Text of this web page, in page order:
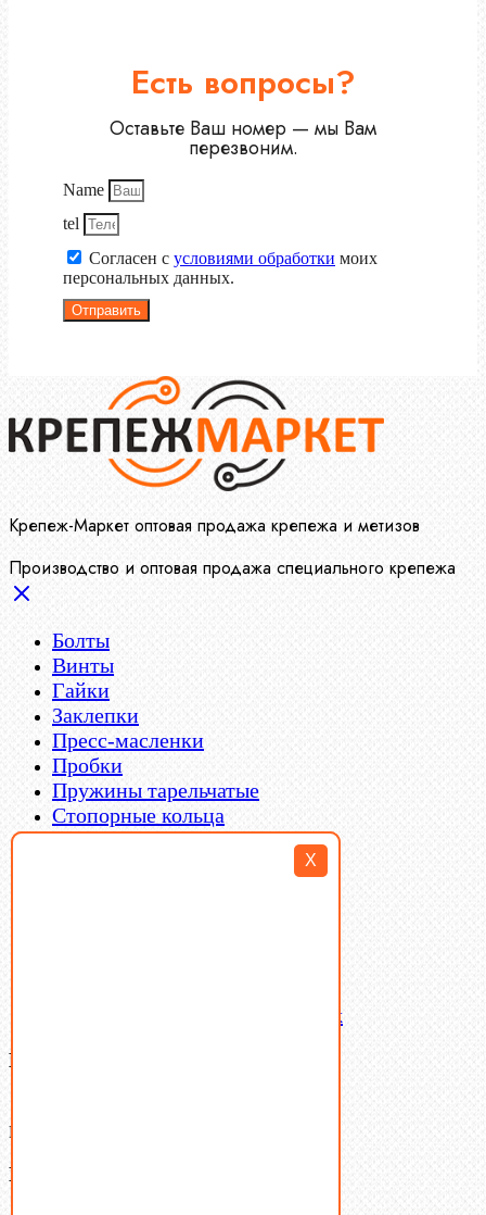
X
Есть вопросы?
Оставьте Ваш номер — мы Вам
перезвоним.
Name
tel
Согласен с условиями обработки моих
персональных данных.
Отправить
Крепеж-Маркет оптовая продажа крепежа и метизов
Производство и оптовая продажа специального крепежа
Болты
Винты
Гайки
Заклепки
Пресс-масленки
Пробки
Пружины тарельчатые
Стопорные кольца
Такелаж
Латунный и бронзовый крепеж
Ваша корзина
В корзине нет товаров.
Поиск